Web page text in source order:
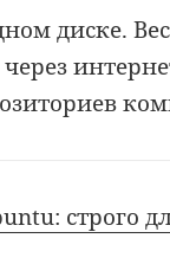
диске.
строго